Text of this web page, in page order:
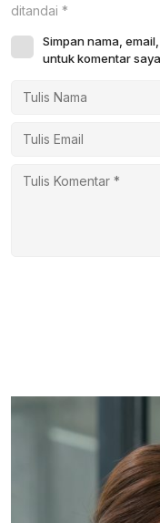
ditandai *
Simpan nama,
untuk komentar